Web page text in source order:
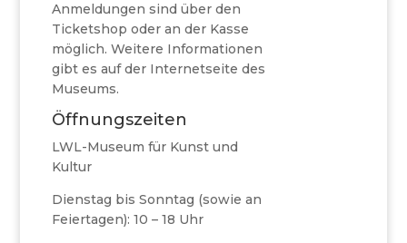
Anmeldungen sind über den
Ticketshop oder an der Kasse
möglich. Weitere Informationen
gibt es auf der Internetseite des
Museums.
Öffnungszeiten
LWL-Museum für Kunst und
Kultur
Dienstag bis Sonntag (sowie an
Feiertagen): 10 – 18 Uhr